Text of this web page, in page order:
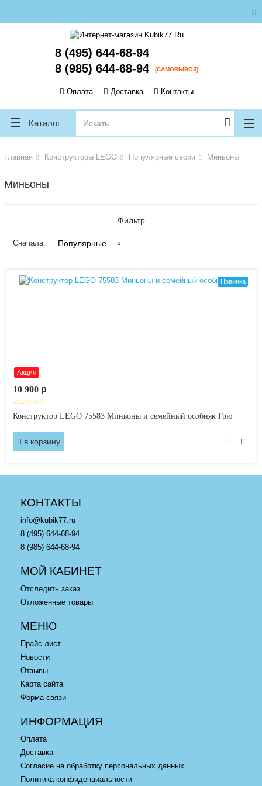
8 (495) 644-68-94
8 (985) 644-68-94
(САМОВЫВОЗ)
Оплата Доставка Контакты
Каталог
Главная Конструкторы LEGO Популярные серии Миньоны
Миньоны
Фильтр
Сначала: Популярные
Акция
Новинка
10 900 p
Конструктор LEGO 75583 Миньоны и семейный особняк Грю
в корзину
КОНТАКТЫ
info@kubik77.ru
8 (495) 644-68-94
8 (985) 644-68-94
МОЙ КАБИНЕТ
Отследить заказ
Отложенные товары
МЕНЮ
Прайс-лист
Новости
Отзывы
Карта сайта
Форма связи
ИНФОРМАЦИЯ
Оплата
Доставка
Согласие на обработку персональных данных
Политика конфиденциальности